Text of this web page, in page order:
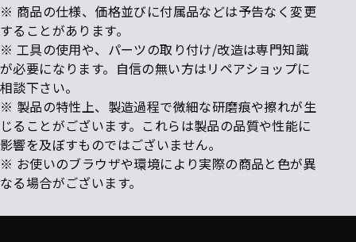
※ 商品の仕様、価格並びに付属品などは予告なく変更
することがあります。
※ 工具の使用や、パーツの取り付け/改造は専門知識
が必要になります。自信の無い方はリペアショップに
相談下さい。
※ 製品の特性上、製造過程で微細な研磨痕や擦れが生
じることがございます。これらは製品の品質や性能に
影響を及ぼすものではございません。
※ お使いのブラウザや環境により実際の商品と色が異
なる場合がございます。